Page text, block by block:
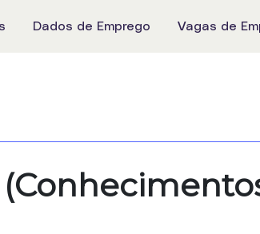
Dados de Emprego Vagas de